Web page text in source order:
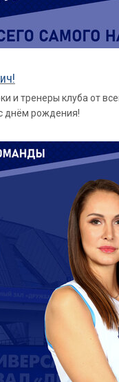
и тренеры клуба от
днём рождения!